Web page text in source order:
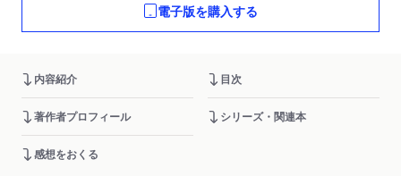
電子版を購入する
内容紹介 目次
著作者プロフィール シリーズ・関連本
感想をおくる